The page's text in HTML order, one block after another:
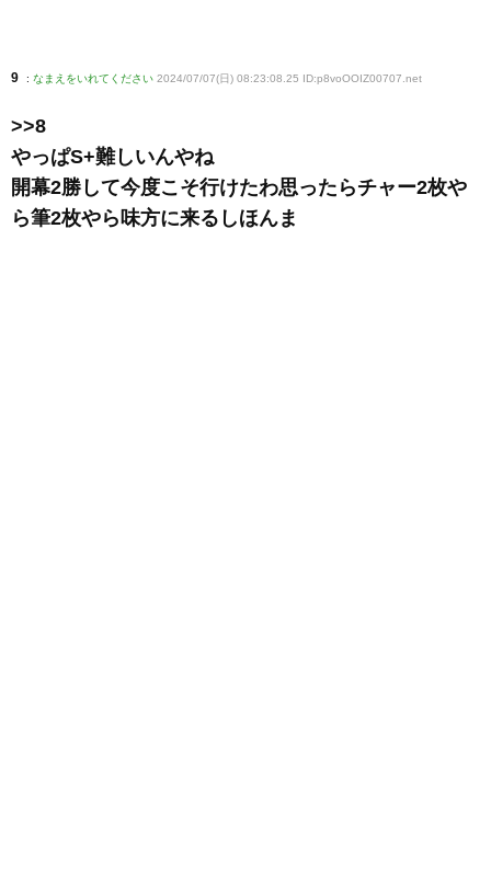
9 : なまえをいれてください 2024/07/07(日) 08:23:08.25 ID:p8voOOIZ00707.net
>>8
やっぱS+難しいんやね
開幕2勝して今度こそ行けたわ思ったらチャー2枚や
ら筆2枚やら味方に来るしほんま